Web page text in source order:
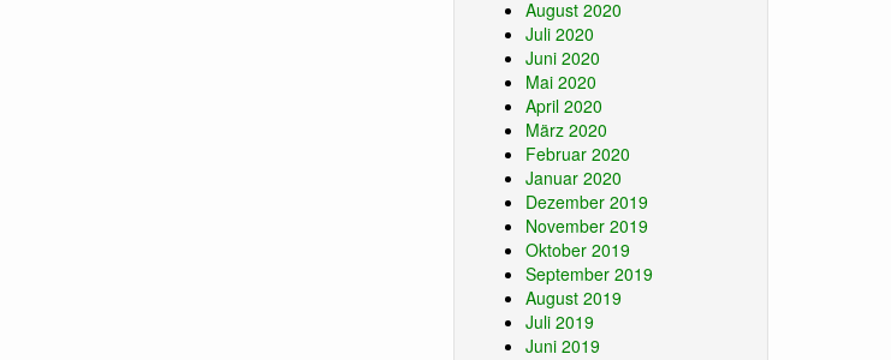
August 2020
Juli 2020
Juni 2020
Mai 2020
April 2020
März 2020
Februar 2020
Januar 2020
Dezember 2019
November 2019
Oktober 2019
September 2019
August 2019
Juli 2019
Juni 2019